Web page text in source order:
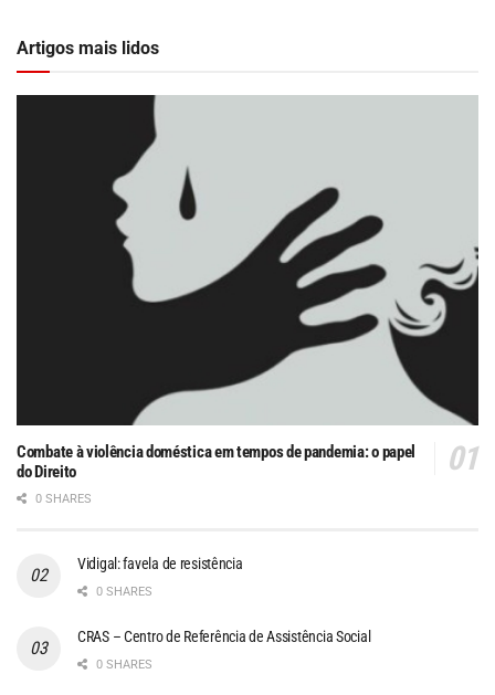
Artigos mais lidos
Combate à violência doméstica em tempos de pandemia: o papel
do Direito
0 SHARES
Vidigal: favela de resistência
0 SHARES
CRAS – Centro de Referência de Assistência Social
0 SHARES